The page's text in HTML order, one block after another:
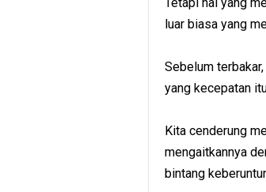
luar biasa yang
Sebelum
yang kecepatan
Kita cenderung
mengaitkannya
bintang